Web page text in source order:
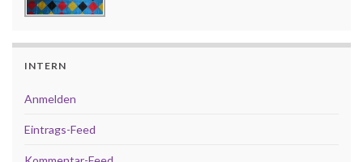
INTERN
Anmelden
Eintrags-Feed